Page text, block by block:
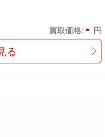
買取価格: - 円
る